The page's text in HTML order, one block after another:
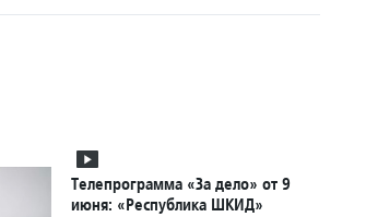
Телепрограмма «За дело» от 9
июня: «Республика ШКИД»